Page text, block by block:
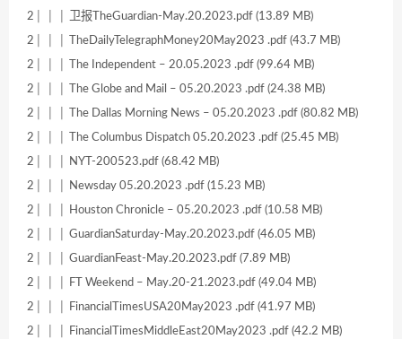
2│ │ │ 卫报TheGuardian-May.20.2023.pdf (13.89 MB)
2│ │ │ TheDailyTelegraphMoney20May2023 .pdf (43.7 MB)
2│ │ │ The Independent – 20.05.2023 .pdf (99.64 MB)
2│ │ │ The Globe and Mail – 05.20.2023 .pdf (24.38 MB)
2│ │ │ The Dallas Morning News – 05.20.2023 .pdf (80.82 MB)
2│ │ │ The Columbus Dispatch 05.20.2023 .pdf (25.45 MB)
2│ │ │ NYT-200523.pdf (68.42 MB)
2│ │ │ Newsday 05.20.2023 .pdf (15.23 MB)
2│ │ │ Houston Chronicle – 05.20.2023 .pdf (10.58 MB)
2│ │ │ GuardianSaturday-May.20.2023.pdf (46.05 MB)
2│ │ │ GuardianFeast-May.20.2023.pdf (7.89 MB)
2│ │ │ FT Weekend – May.20-21.2023.pdf (49.04 MB)
2│ │ │ FinancialTimesUSA20May2023 .pdf (41.97 MB)
2│ │ │ FinancialTimesMiddleEast20May2023 .pdf (42.2 MB)